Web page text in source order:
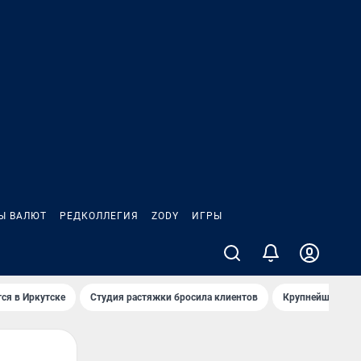
ВАЛЮТ РЕДКОЛЛЕГИЯ ZODY ИГРЫ
в Иркутске Студия растяжки бросила клиентов Крупнейшие